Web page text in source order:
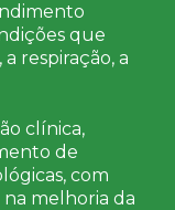
que
respiração, a
clínica,
de
com
melhoria da